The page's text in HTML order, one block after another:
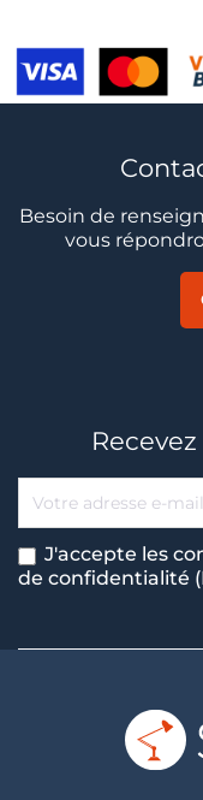
Besoin de
vous
J'accepte les
de confidentialité